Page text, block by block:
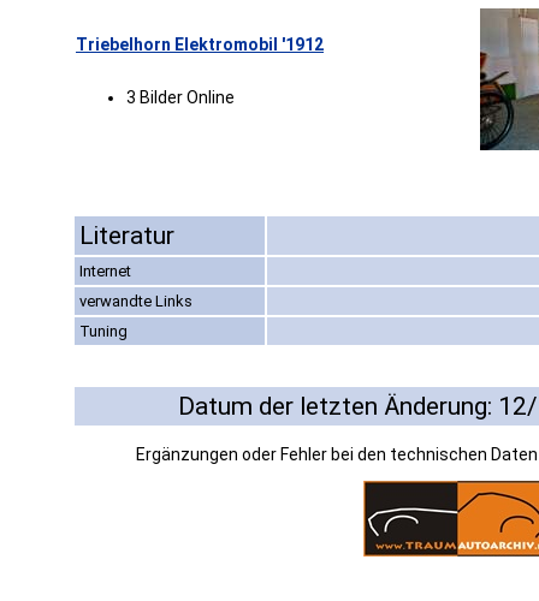
Triebelhorn Elektromobil '1912
3 Bilder Online
Literatur
Internet
verwandte Links
Tuning
Datum der letzten Änderung:
Ergänzungen oder Fehler bei den technischen